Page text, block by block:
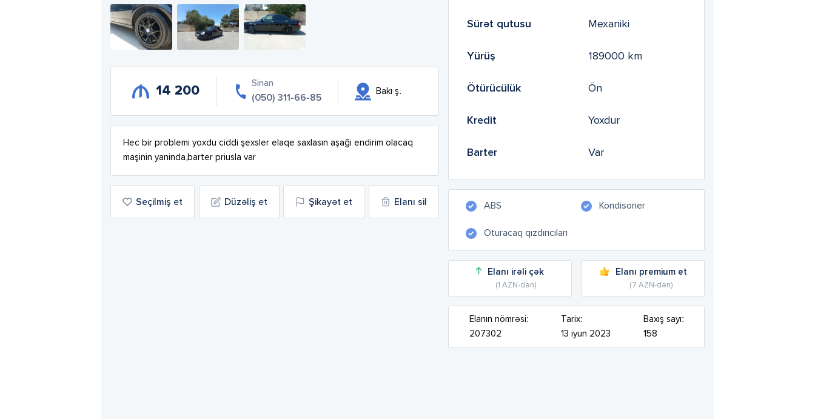
14 200
Sinan
(050) 311-66-85
Bakı ş.
Hec bir problemi yoxdu ciddi şexsler elaqe saxlasın aşaği endirim olacaq
maşinin yaninda,barter priusla var
Seçilmiş et Düzəliş et Şikayət et Elanı sil
Sürət qutusu Mexaniki
Yürüş 189000 km
Ötürücülük Ön
Kredit Yoxdur
Barter Var
ABS Kondisoner
Oturacaq qızdırıcıları
Elanı irəli çək
(1 AZN-dən)
Elanı premium et
(7 AZN-dən)
Elanın nömrəsi:
207302
Tarix:
13 iyun 2023
Baxış sayı:
158